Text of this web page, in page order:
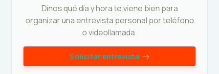
Dinos qué día y hora te viene bien para
organizar una entrevista personal por teléfono
o videollamada.
Solicitar entrevista